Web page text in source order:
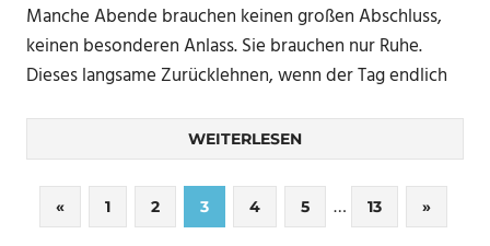
Manche Abende brauchen keinen großen Abschluss,
keinen besonderen Anlass. Sie brauchen nur Ruhe.
Dieses langsame Zurücklehnen, wenn der Tag endlich
WEITERLESEN
Seitennummerierung
«Vorherige
Beiträge
1 2 3 4 5 … 13
Nächste
Beiträge
»